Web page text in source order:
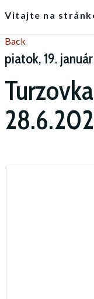
Vitajte na
Back
piatok, 19.